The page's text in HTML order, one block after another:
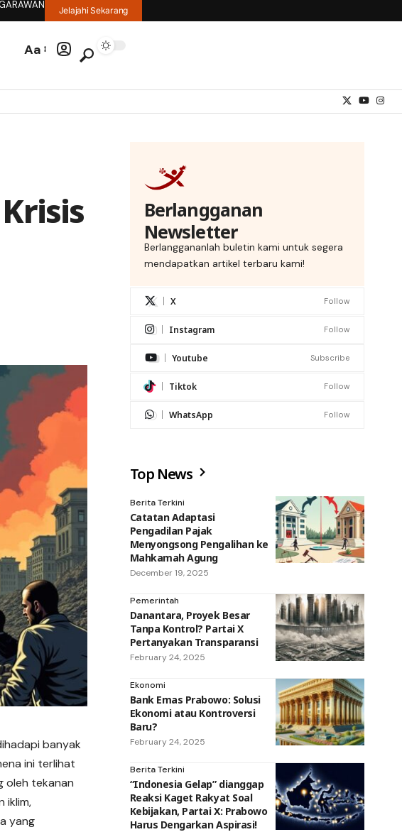
Jelajahi Sekarang
Aa
banyak
ini terlihat
oleh tekanan
iklim,
yang
Berlangganan
Newsletter
Berlanggananlah buletin kami untuk segera
mendapatkan artikel terbaru kami!
X Follow
Instagram Follow
Youtube Subscribe
Tiktok Follow
WhatsApp Follow
Top News
Berita Terkini
Catatan Adaptasi
Pengadilan Pajak
Menyongsong Pengalihan ke
Mahkamah Agung
December 19, 2025
Pemerintah
Danantara, Proyek Besar
Tanpa Kontrol? Partai X
Pertanyakan Transparansi
February 24, 2025
Ekonomi
Bank Emas Prabowo: Solusi
Ekonomi atau Kontroversi
Baru?
February 24, 2025
Berita Terkini
“Indonesia Gelap” dianggap
Reaksi Kaget Rakyat Soal
Kebijakan, Partai X: Prabowo
Harus Dengarkan Aspirasi!